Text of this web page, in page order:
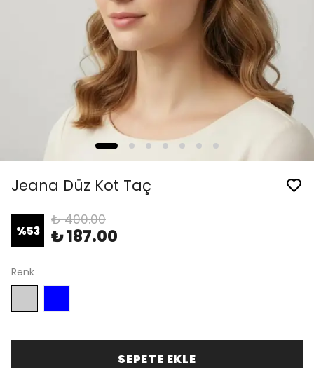
Jeana Düz Kot Taç
%53
₺ 400.00
₺ 187.00
Renk
SEPETE EKLE